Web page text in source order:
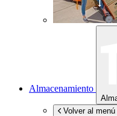
Almacenamiento
Volver al menú